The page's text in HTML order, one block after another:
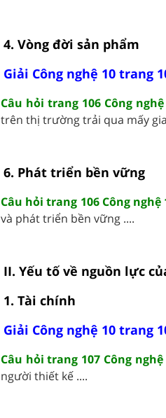
4. Vòng đời sản phẩm
Giải Công nghệ 10 trang
Câu hỏi trang 106 Công nghệ
trên thị trường trải qua mấy
6. Phát triển bền vững
Câu hỏi trang 106 Công nghệ
và phát triển bền vững ....
II. Yếu tố về nguồn lực
1. Tài chính
Giải Công nghệ 10 trang
Câu hỏi trang 107 Công nghệ
người thiết kế ....